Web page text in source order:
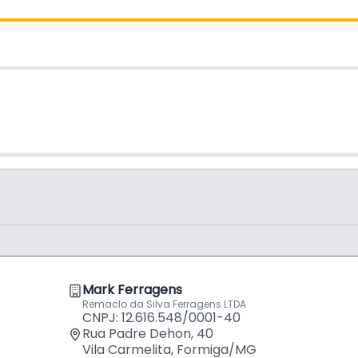
dos produtos.
quem busca otimizar a produtividade
Pino de
Mark Ferragens
Remaclo da Silva Ferragens LTDA
CNPJ: 12.616.548/0001-40
Rua Padre Dehon, 40
Vila Carmelita, Formiga/MG